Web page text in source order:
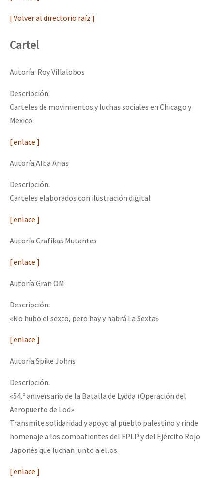
[ Volver al directorio raíz ]
Cartel
Autoría: Roy Villalobos
Descripción:
Carteles de movimientos y luchas sociales en Chicago y
Mexico
[ enlace ]
Autoría:Alba Arias
Descripción:
Carteles elaborados con ilustración digital
[ enlace ]
Autoría:Grafikas Mutantes
[ enlace ]
Autoría:Gran OM
Descripción:
«No hubo el sexto, pero hay y habrá La Sexta»
[ enlace ]
Autoría:Spike Johns
Descripción:
«54.º aniversario de la Batalla de Lydda (Operación del
Aeropuerto de Lod»
Transmite solidaridad y apoyo al pueblo palestino y rinde
homenaje a los combatientes del FPLP y del Ejército Rojo
Japonés que luchan junto a ellos.
[ enlace ]